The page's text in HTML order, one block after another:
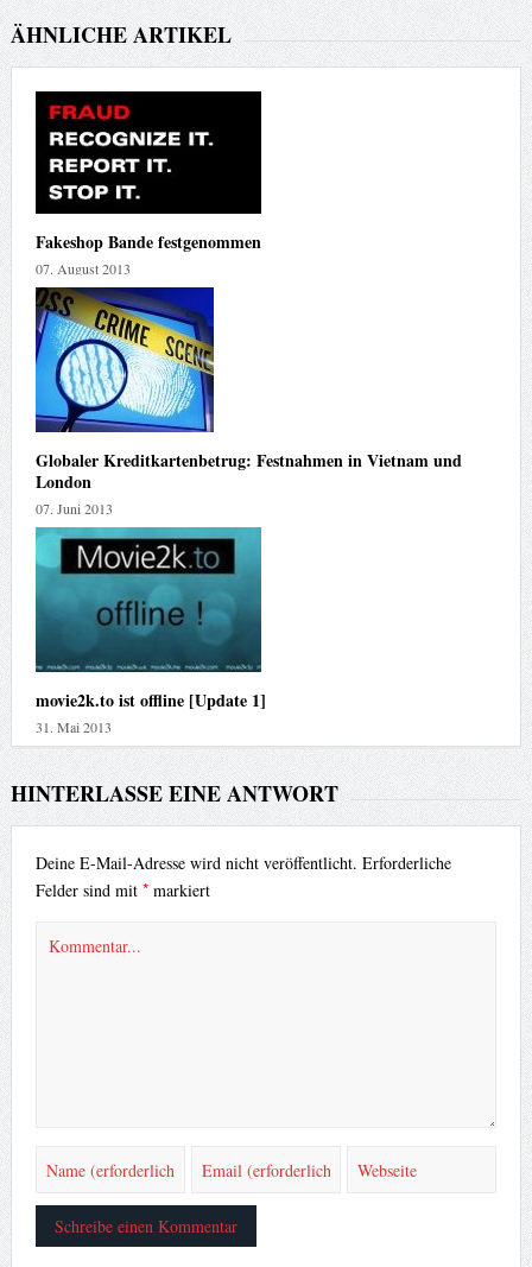
ÄHNLICHE ARTIKEL
Fakeshop Bande festgenommen
07. August 2013
Globaler Kreditkartenbetrug: Festnahmen in Vietnam und
London
07. Juni 2013
movie2k.to ist offline [Update 1]
31. Mai 2013
HINTERLASSE EINE ANTWORT
Deine E-Mail-Adresse wird nicht veröffentlicht. Erforderliche
Felder sind mit *markiert